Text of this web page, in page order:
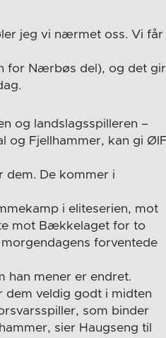
jeg vi nærmet oss. Vi får
for Nærbøs del), og det gir
og landslagsspilleren –
og Fjellhammer, kan gi ØIF
De kommer i
i eliteserien, mot
mot Bækkelaget for to
forventede
han mener er endret.
dem veldig godt i midten
som binder
sier Haugseng til